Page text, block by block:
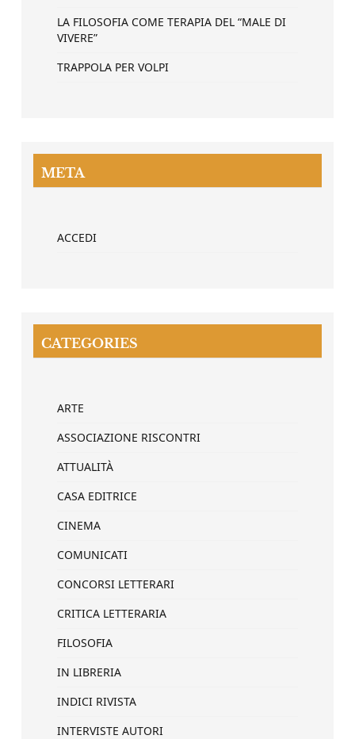
LA FILOSOFIA COME TERAPIA DEL “MALE DI
VIVERE”
TRAPPOLA PER VOLPI
META
ACCEDI
CATEGORIES
ARTE
ASSOCIAZIONE RISCONTRI
ATTUALITÀ
CASA EDITRICE
CINEMA
COMUNICATI
CONCORSI LETTERARI
CRITICA LETTERARIA
FILOSOFIA
IN LIBRERIA
INDICI RIVISTA
INTERVISTE AUTORI